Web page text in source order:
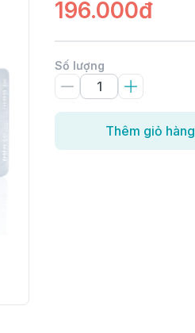
196.000đ
Số lượng
Thêm giỏ hàng